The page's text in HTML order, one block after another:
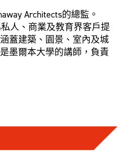
Architects的總監。
人、商業及教育界客戶提
蓋建築、園景、室內及城
墨爾本大學的講師，負責
Koorie Heritage Trust，亦
區。而他在RMIT大學負責
2018年威尼斯建築雙年展